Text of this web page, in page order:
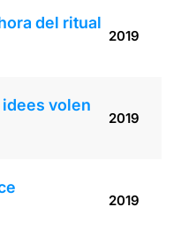
del ritual
2019
volen
2019
2019